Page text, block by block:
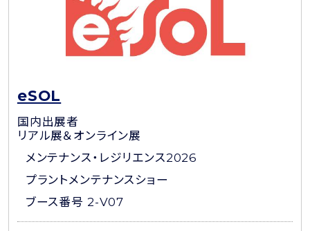
eSOL
国内出展者
リアル展＆オンライン展
メンテナンス・レジリエンス2026
プラントメンテナンスショー
ブース番号 2-V07